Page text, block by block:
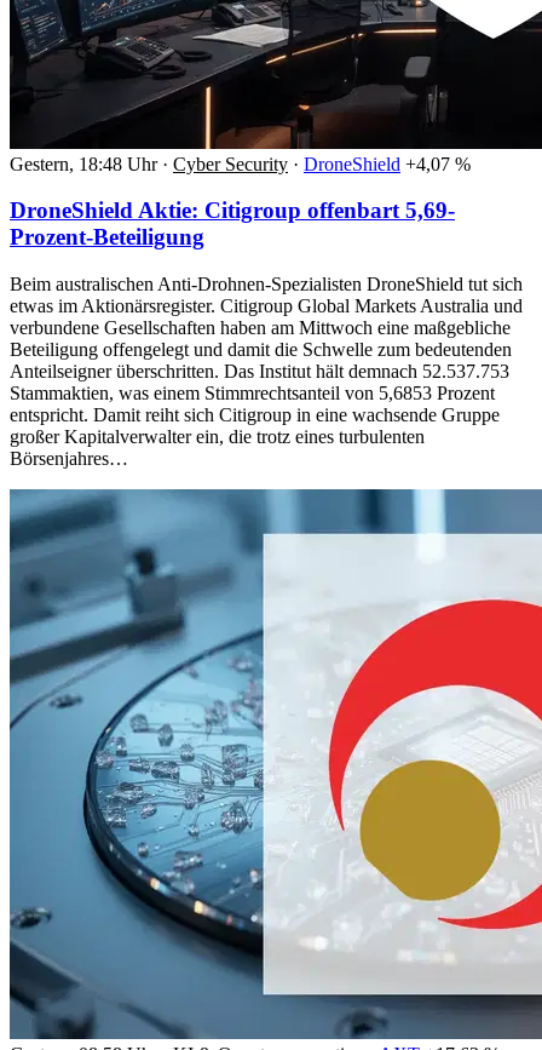
Gestern, 18:48 Uhr · Cyber Security · DroneShield +4,07 %
DroneShield Aktie: Citigroup offenbart 5,69-
Prozent-Beteiligung
Beim australischen Anti-Drohnen-Spezialisten DroneShield tut sich
etwas im Aktionärsregister. Citigroup Global Markets Australia und
verbundene Gesellschaften haben am Mittwoch eine maßgebliche
Beteiligung offengelegt und damit die Schwelle zum bedeutenden
Anteilseigner überschritten. Das Institut hält demnach 52.537.753
Stammaktien, was einem Stimmrechtsanteil von 5,6853 Prozent
entspricht. Damit reiht sich Citigroup in eine wachsende Gruppe
großer Kapitalverwalter ein, die trotz eines turbulenten
Börsenjahres…